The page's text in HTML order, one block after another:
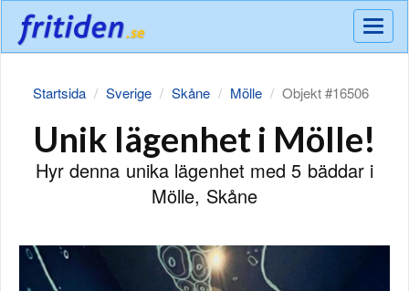
Meny
Startsida Sverige Skåne Mölle Objekt #16506
Unik lägenhet i Mölle!
Hyr denna unika lägenhet med 5 bäddar i
Mölle, Skåne